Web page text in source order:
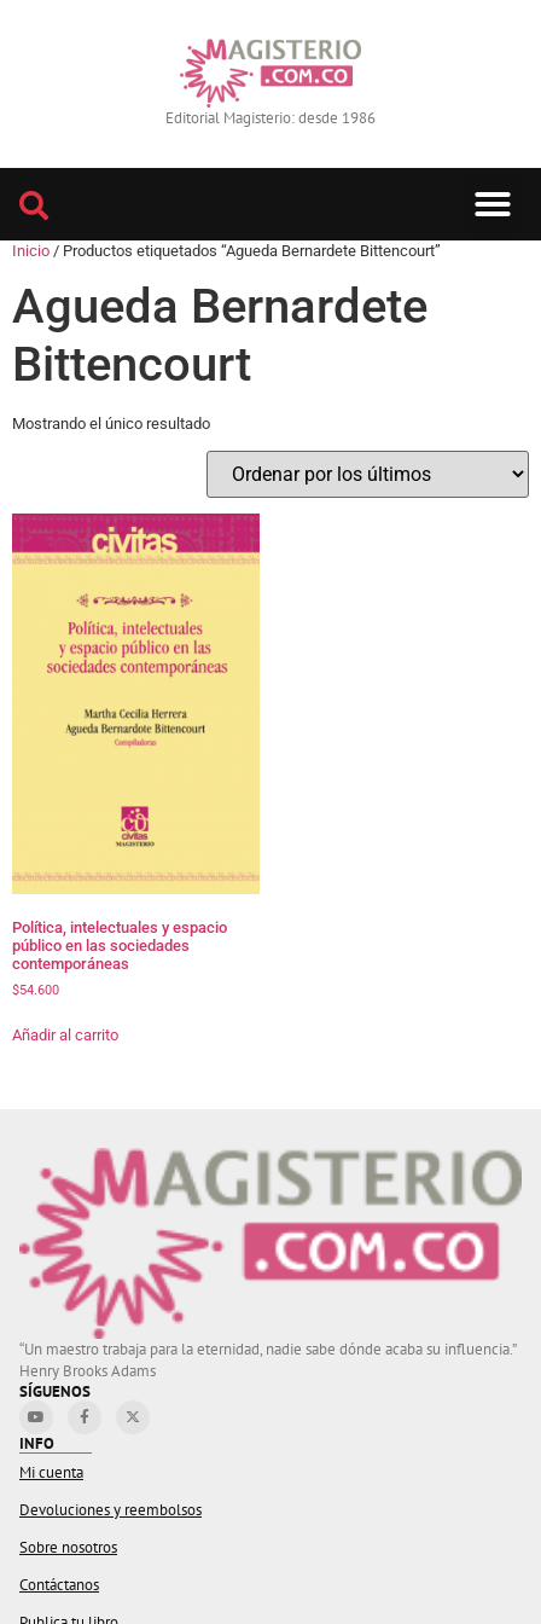
Editorial Magisterio: desde 1986
Inicio / Productos etiquetados “Agueda Bernardete Bittencourt”
Agueda Bernardete
Bittencourt
Mostrando el único resultado
Política, intelectuales y espacio
público en las sociedades
contemporáneas
$54.600
Añadir al carrito
“Un maestro trabaja para la eternidad, nadie sabe dónde acaba su influencia.”
Henry Brooks Adams
SÍGUENOS
INFO
Mi cuenta
Devoluciones y reembolsos
Sobre nosotros
Contáctanos